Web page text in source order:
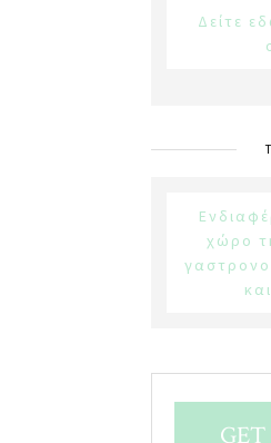
Δείτε
χώρο